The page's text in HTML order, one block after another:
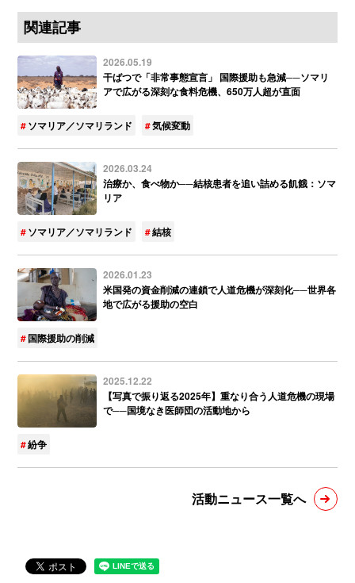
関連記事
2026.05.19
干ばつで「非常事態宣言」 国際援助も急減──ソマリ
アで広がる深刻な食料危機、650万人超が直面
ソマリア／ソマリランド 気候変動
2026.03.24
治療か、食べ物か──結核患者を追い詰める飢餓：ソマ
リア
ソマリア／ソマリランド 結核
2026.01.23
米国発の資金削減の連鎖で人道危機が深刻化──世界各
地で広がる援助の空白
国際援助の削減
2025.12.22
【写真で振り返る2025年】重なり合う人道危機の現場
で──国境なき医師団の活動地から
紛争
活動ニュース一覧へ